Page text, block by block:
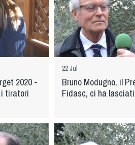
2020 -
tiratori
22 Jul
Bruno Modugno, il
Fidasc, ci ha